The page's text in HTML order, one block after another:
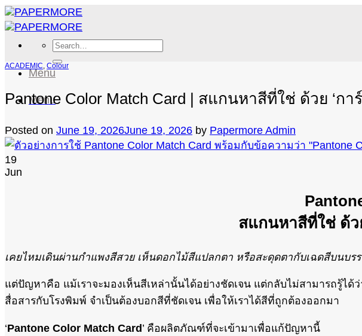
Skip
to
content
Search
Menu
Menu
ACADEMIC Colour
Pantone Color Match Card | สแกนหาสีที่ใช่ ด้วย ‘ก
Posted on June 19, 2026June 19, 2026 by Papermore Admin
19
Jun
สแกนหาสีที่ใช่ ด้ว
เคยไหมเดินผ่านกำแพงสีสวย เห็นดอกไม้สีแปลกตา หรือสะดุดตากับเฉดสีบน
แต่ปัญหาคือ แม้เราจะมองเห็นสีเหล่านั้นได้อย่างชัดเจน แต่กลับไม่สามารถรู้ได้
สื่อสารกับโรงพิมพ์ จำเป็นต้องบอกสีที่ชัดเจน เพื่อให้เราได้สีที่ถูกต้องออกมา
‘Pantone Color Match Card’ คือผลิตภัณฑ์ที่จะเข้ามาเพื่อแก้ปัญหานี้